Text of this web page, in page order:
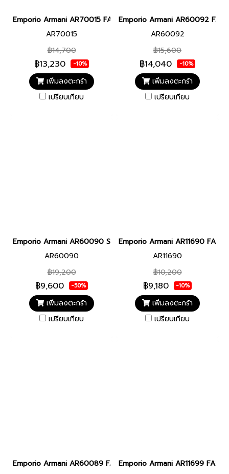
Emporio Armani AR70015 FA25 WATCH MEN 43MM
AR70015
฿14,700
฿13,230 -10%
เพิ่มลงตะกร้า
เปรียบเทียบ
Emporio Armani AR60092
AR60092
฿15,600
฿14,040 -10%
เพิ่มลงตะกร้า
เปรียบเทียบ
Emporio Armani AR60090 Sea Explorer Automatic Stainless
AR60090
฿19,200
฿9,600 -50%
เพิ่มลงตะกร้า
เปรียบเทียบ
Emporio Armani AR11690
AR11690
฿10,200
฿9,180 -10%
เพิ่มลงตะกร้า
เปรียบเทียบ
Emporio Armani AR60089 FA25 SEA EXPLORER MEN
Emporio Armani AR11699 FA25